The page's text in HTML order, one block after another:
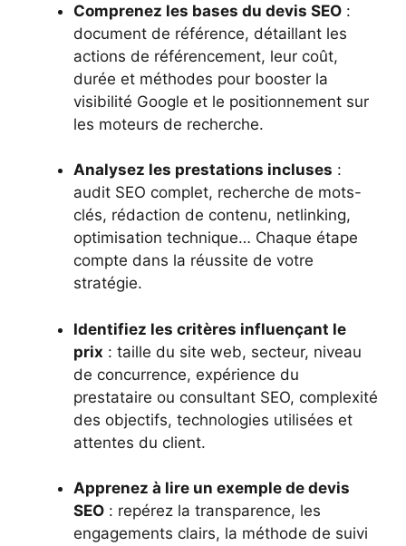
Comprenez les bases du devis SEO :
document de référence, détaillant les
actions de référencement, leur coût,
durée et méthodes pour booster la
visibilité Google et le positionnement sur
les moteurs de recherche.
Analysez les prestations incluses :
audit SEO complet, recherche de mots-
clés, rédaction de contenu, netlinking,
optimisation technique… Chaque étape
compte dans la réussite de votre
stratégie.
Identifiez les critères influençant le
prix : taille du site web, secteur, niveau
de concurrence, expérience du
prestataire ou consultant SEO, complexité
des objectifs, technologies utilisées et
attentes du client.
Apprenez à lire un exemple de devis
SEO : repérez la transparence, les
engagements clairs, la méthode de suivi